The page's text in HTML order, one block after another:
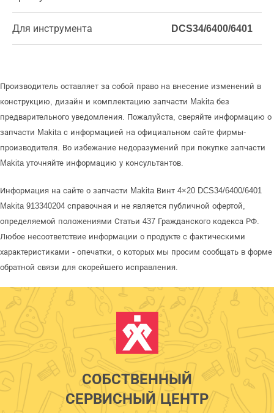
Для инструмента DCS34/6400/6401
Производитель оставляет за собой право на внесение изменений в
конструкцию, дизайн и комплектацию запчасти Makita без
предварительного уведомления. Пожалуйста, сверяйте информацию о
запчасти Makita с информацией на официальном сайте фирмы-
производителя. Во избежание недоразумений при покупке запчасти
Makita уточняйте информацию у консультантов.
Информация на сайте о запчасти Makita Винт 4×20 DCS34/6400/6401
Makita 913340204 справочная и не является публичной офертой,
определяемой положениями Статьи 437 Гражданского кодекса РФ.
Любое несоответствие информации о продукте с фактическими
характеристиками - опечатки, о которых мы просим сообщать в форме
обратной связи для скорейшего исправления.
СОБСТВЕННЫЙ
СЕРВИСНЫЙ ЦЕНТР